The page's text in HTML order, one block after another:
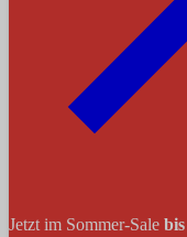
Jetzt im Sommer-Sale